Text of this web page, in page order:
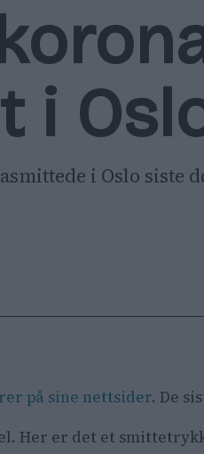
i
i Oslo siste
på sine nettsider. De
Her er det et